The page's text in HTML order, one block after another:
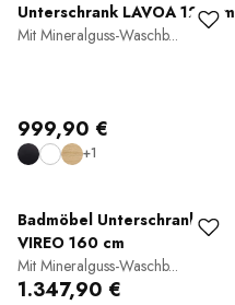
Unterschrank LAVOA 120 cm
Mit Mineralguss-Waschb...
999,90 €
+1
Badmöbel Unterschrank
VIREO 160 cm
Mit Mineralguss-Waschb...
1.347,90 €